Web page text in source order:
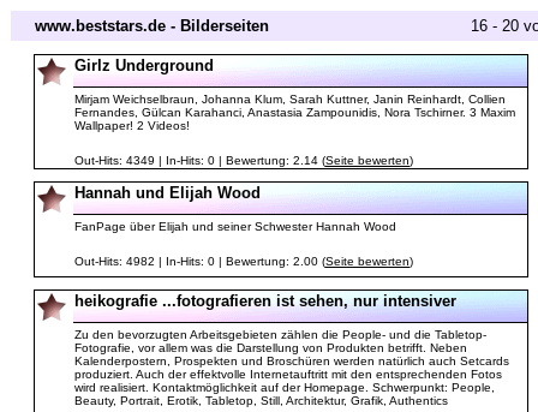
www.beststars.de - Bilderseiten 16 - 20
Girlz Underground
Mirjam Weichselbraun, Johanna Klum, Sarah Kuttner, Janin Reinhardt, Collien
Fernandes, Gülcan Karahanci, Anastasia Zampounidis, Nora Tschirner. 3 Maxim
Wallpaper! 2 Videos!
Out-Hits: 4349 | In-Hits: 0 | Bewertung: 2.14 (Seite bewerten)
Hannah und Elijah Wood
FanPage über Elijah und seiner Schwester Hannah Wood
Out-Hits: 4982 | In-Hits: 0 | Bewertung: 2.00 (Seite bewerten)
heikografie ...fotografieren ist sehen, nur intensiver
Zu den bevorzugten Arbeitsgebieten zählen die People- und die Tabletop-
Fotografie, vor allem was die Darstellung von Produkten betrifft. Neben
Kalenderpostern, Prospekten und Broschüren werden natürlich auch Setcards
produziert. Auch der effektvolle Internetauftritt mit den entsprechenden Fotos
wird realisiert. Kontaktmöglichkeit auf der Homepage. Schwerpunkt: People,
Beauty, Portrait, Erotik, Tabletop, Still, Architektur, Grafik, Authentics